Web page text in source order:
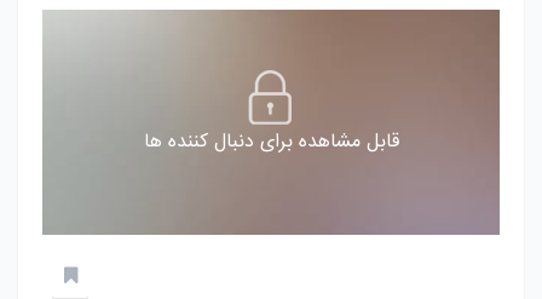
قابل مشاهده برای دنبال کننده ها